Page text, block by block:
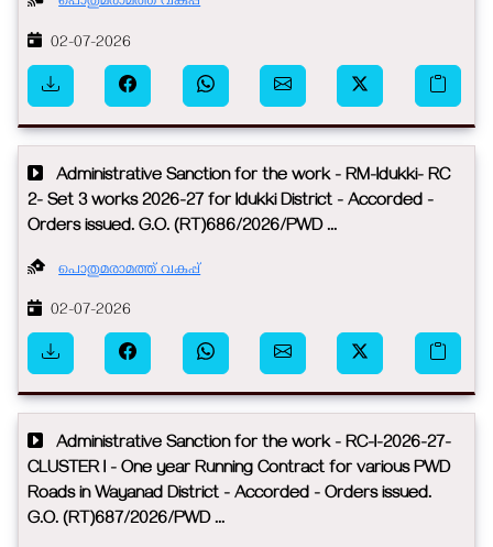
02-07-2026
Administrative Sanction for the work - RM-Idukki- RC
2- Set 3 works 2026-27 for Idukki District - Accorded -
Orders issued. G.O. (RT)686/2026/PWD ...
പൊതുമരാമത്ത് വകുപ്പ്
02-07-2026
Administrative Sanction for the work - RC-I-2026-27-
CLUSTER I - One year Running Contract for various PWD
Roads in Wayanad District - Accorded - Orders issued.
G.O. (RT)687/2026/PWD ...